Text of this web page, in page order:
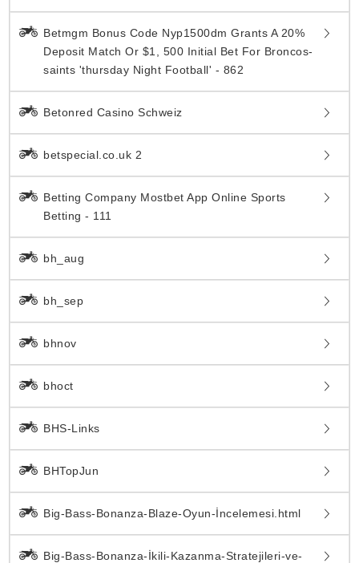
Betmgm Bonus Code Nyp1500dm Grants A 20%
Deposit Match Or $1, 500 Initial Bet For Broncos-
saints 'thursday Night Football' - 862
Betonred Casino Schweiz
betspecial.co.uk 2
Betting Company Mostbet App Online Sports
Betting - 111
bh_aug
bh_sep
bhnov
bhoct
BHS-Links
BHTopJun
Big-Bass-Bonanza-Blaze-Oyun-İncelemesi.html
Big-Bass-Bonanza-İkili-Kazanma-Stratejileri-ve-